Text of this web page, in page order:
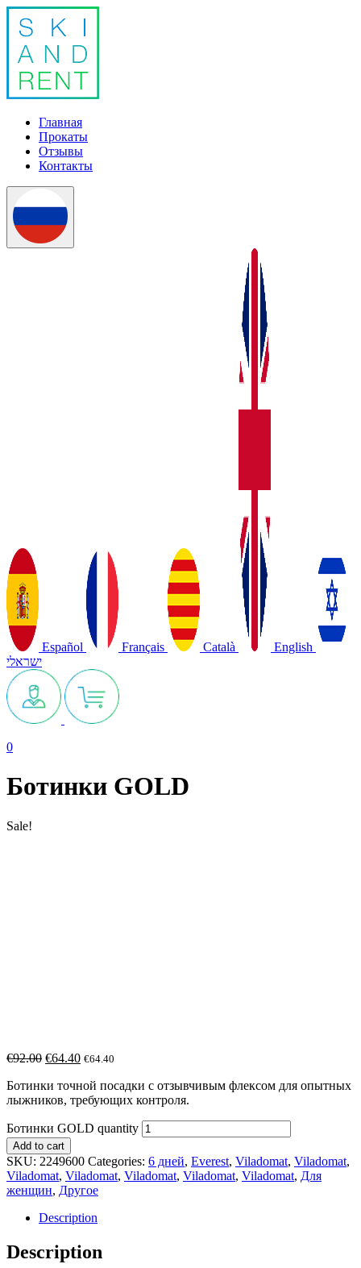
Главная
Прокаты
Отзывы
Контакты
Español Français Català
English
ישראלי
0
Ботинки GOLD
Sale!
€92.00 €64.40 €64.40
Ботинки точной посадки с отзывчивым флексом для опытных
лыжников, требующих контроля.
Ботинки GOLD quantity
Add to cart
SKU: 2249600 Categories: 6 дней, Everest, Viladomat, Viladomat,
Viladomat, Viladomat, Viladomat, Viladomat, Viladomat, Для
женщин, Другое
Description
Description